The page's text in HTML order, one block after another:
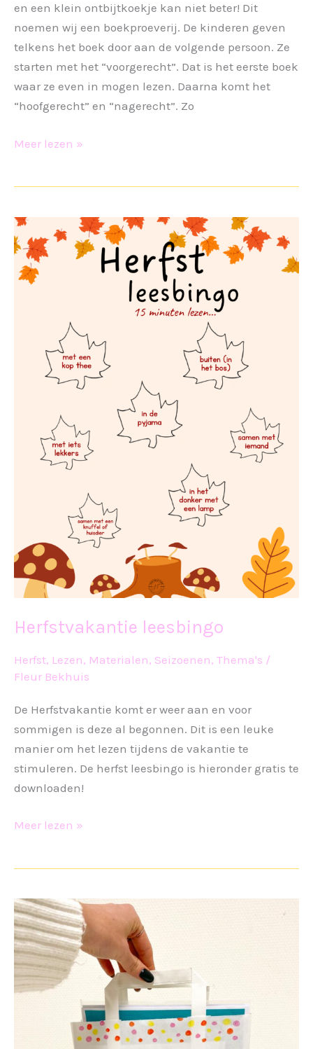
en een klein ontbijtkoekje kan niet beter! Dit
noemen wij een boekproeverij. De kinderen geven
telkens het boek door aan de volgende persoon. Ze
starten met het “voorgerecht”. Dat is het eerste boek
waar ze even in mogen lezen. Daarna komt het
“hoofgerecht” en “nagerecht”. Zo
Boekproeverij
Meer lezen »
Herfstvakantie leesbingo
Herfst, Lezen, Materialen, Seizoenen, Thema's /
Fleur Bekhuis
De Herfstvakantie komt er weer aan en voor
sommigen is deze al begonnen. Dit is een leuke
manier om het lezen tijdens de vakantie te
stimuleren. De herfst leesbingo is hieronder gratis te
downloaden!
Herfstvakantie
Meer lezen »